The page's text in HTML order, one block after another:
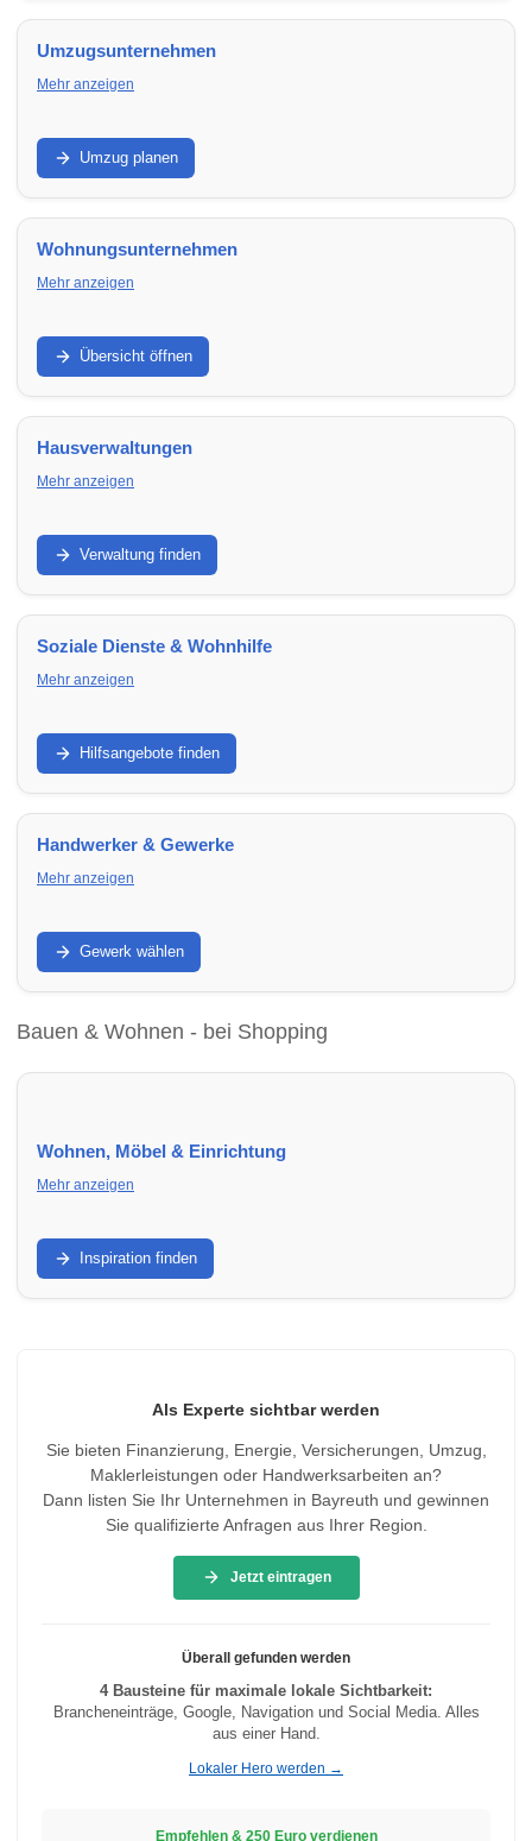
Umzugsunternehmen
Mehr anzeigen
Privatumzug, Transport, Verpackung und Montage:
Vergleiche Umzugsfirmen in Bayreuth – transparent,
terminsicher und passend zu deinem Umfang.
Umzug planen
Wohnungsunternehmen
Mehr anzeigen
Finde regionale Wohnungsunternehmen, Genossenschaften
und Vermieter in Bayreuth – mit freien Wohnungen, klaren
Prozessen und verlässlicher Betreuung.
Übersicht öffnen
Hausverwaltungen
Mehr anzeigen
WEG-, Miet- und Objektverwaltung: Finde Hausverwaltungen
in Bayreuth für Abrechnung, Instandhaltung, Kommunikation
und professionelle Organisation.
Verwaltung finden
Soziale Dienste & Wohnhilfe
Mehr anzeigen
Unterstützung bei Wohnungssuche, Wohnraumsicherung
oder schwierigen Lebenslagen: Finde Beratungsstellen und
Hilfsangebote in Bayreuth – von Mieterhilfe bis
Wohnungsnotfallhilfe.
Hilfsangebote finden
Handwerker & Gewerke
Mehr anzeigen
Renovieren, sanieren, modernisieren: Finde Handwerker in
Bayreuth nach Gewerk – von Elektrik über Heizung bis Dach
und Fenster.
Gewerk wählen
Bauen & Wohnen - bei Shopping
Wohnen, Möbel & Einrichtung
Mehr anzeigen
Schöner wohnen: Finde Möbelhäuser, Einrichtungsstudios
und Deko-Geschäfte in Hannover für ein gemütliches und
stilvolles Zuhause.
Inspiration finden
Als Experte sichtbar werden
Sie bieten Finanzierung, Energie, Versicherungen, Umzug,
Maklerleistungen oder Handwerksarbeiten an?
Dann listen Sie Ihr Unternehmen in Bayreuth und gewinnen
Sie qualifizierte Anfragen aus Ihrer Region.
Jetzt eintragen
Überall gefunden werden
4 Bausteine für maximale lokale Sichtbarkeit:
Brancheneinträge, Google, Navigation und Social Media. Alles
aus einer Hand.
Lokaler Hero werden →
Empfehlen & 250 Euro verdienen